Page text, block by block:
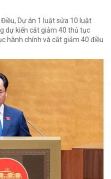
Dự án 1 luật sửa 10 luật
dự kiến cắt giảm 40 thủ tục
hành chính và cắt giảm 40 điều